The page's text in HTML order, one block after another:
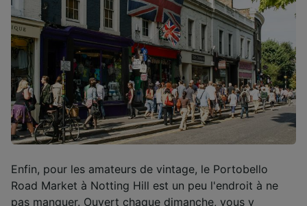
Enfin, pour les amateurs de vintage, le Portobello
Road Market à Notting Hill est un peu l'endroit à ne
pas manquer. Ouvert chaque dimanche, vous y